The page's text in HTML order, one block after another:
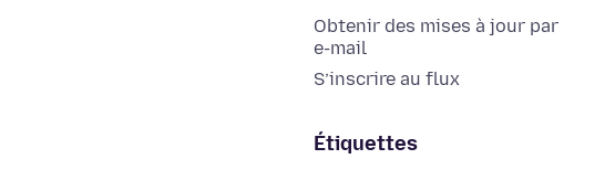
Obtenir des mises à jour par
e-mail
S’inscrire au flux
Étiquettes